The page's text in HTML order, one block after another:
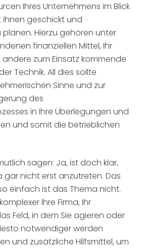
Ihres Unternehmens im Blick
geschickt und
Hierzu gehören unter
finanziellen Mittel, Ihr
zum Einsatz kommende
Technik. All dies sollte
Sinne und zur
des
in Ihre Überlegungen und
und somit die betrieblichen
sagen: Ja, ist doch klar,
nicht erst anzutreten. Das
einfach ist das Thema nicht.
Ihre Firma, Ihr
Feld, in dem Sie agieren oder
notwendiger werden
und zusätzliche Hilfsmittel, um